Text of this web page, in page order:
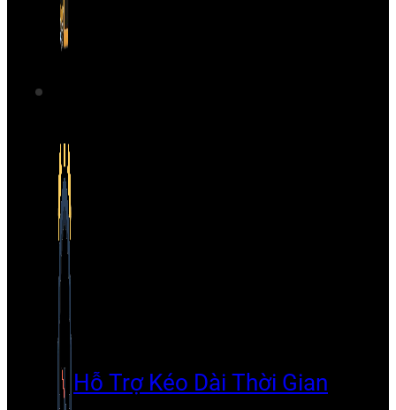
Hỗ Trợ Kéo Dài Thời Gian